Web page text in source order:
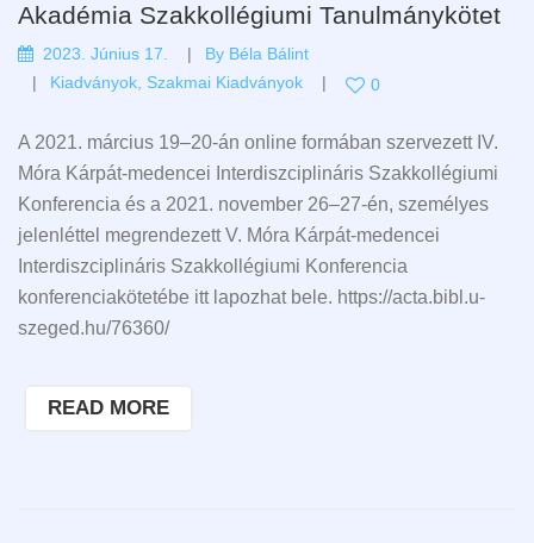
Akadémia Szakkollégiumi Tanulmánykötet
2023. Június 17. By Béla Bálint
Kiadványok, Szakmai Kiadványok 0
A 2021. március 19–20-án online formában szervezett IV.
Móra Kárpát-medencei Interdiszciplináris Szakkollégiumi
Konferencia és a 2021. november 26–27-én, személyes
jelenléttel megrendezett V. Móra Kárpát-medencei
Interdiszciplináris Szakkollégiumi Konferencia
konferenciakötetébe itt lapozhat bele. https://acta.bibl.u-
szeged.hu/76360/
READ MORE